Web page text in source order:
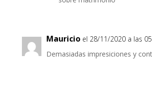
Mauricio el 28/11/2020 a las
Demasiadas impresiciones y